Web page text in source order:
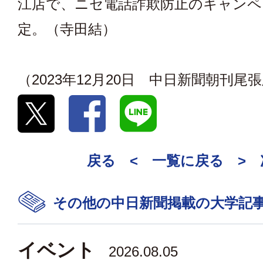
江店で、ニセ電話詐欺防止のキャン
定。（寺田結）
（2023年12月20日 中日新聞朝刊尾
戻る < 一覧に戻る >
その他の中日新聞掲載の大学記
イベント 2026.08.05